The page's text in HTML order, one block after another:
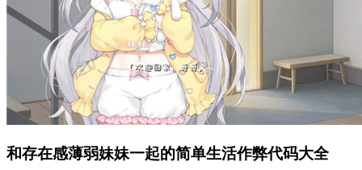
和存在感薄弱妹妹一起的简单生活作弊代码大全